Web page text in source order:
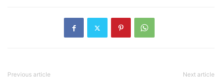
Previous article Next article